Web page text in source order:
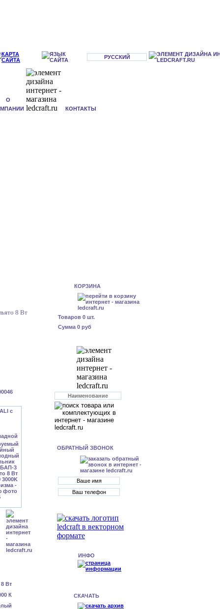
РУССКИЙ
О
КОНТАКТЫ
8 Вт
8 Вт
К
КОРЗИНА
Товаров 0 шт.
Сумма 0 руб
ОБРАТНЫЙ ЗВОНОК
ИНФО
СКАЧАТЬ